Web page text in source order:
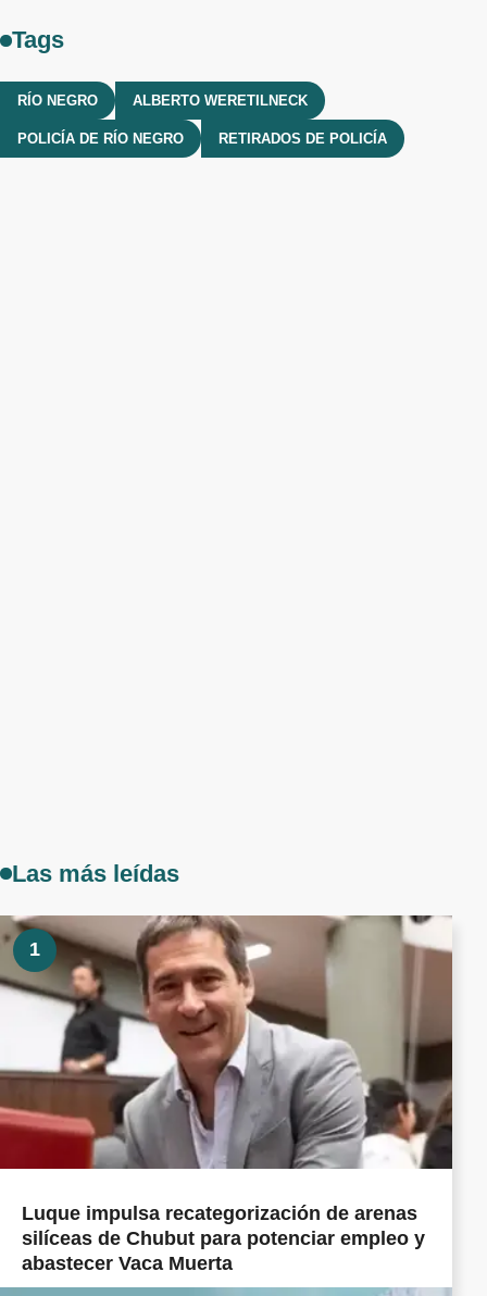
Tags
RÍO NEGRO ALBERTO WERETILNECK
POLICÍA DE RÍO NEGRO RETIRADOS DE POLICÍA
Las más leídas
1
Luque impulsa recategorización de arenas
silíceas de Chubut para potenciar empleo y
abastecer Vaca Muerta